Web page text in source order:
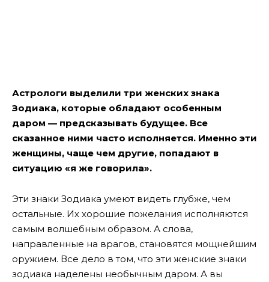
Астрологи выделили три женских знака
Зодиака, которые обладают особенным
даром — предсказывать будущее. Все
сказанное ними часто исполняется. Именно эти
женщины, чаще чем другие, попадают в
ситуацию «я же говорила».
Эти знаки Зодиака умеют видеть глубже, чем
остальные. Их хорошие пожелания исполняются
самым волшебным образом. А слова,
направленные на врагов, становятся мощнейшим
оружием. Все дело в том, что эти женские знаки
зодиака наделены необычным даром. А вы